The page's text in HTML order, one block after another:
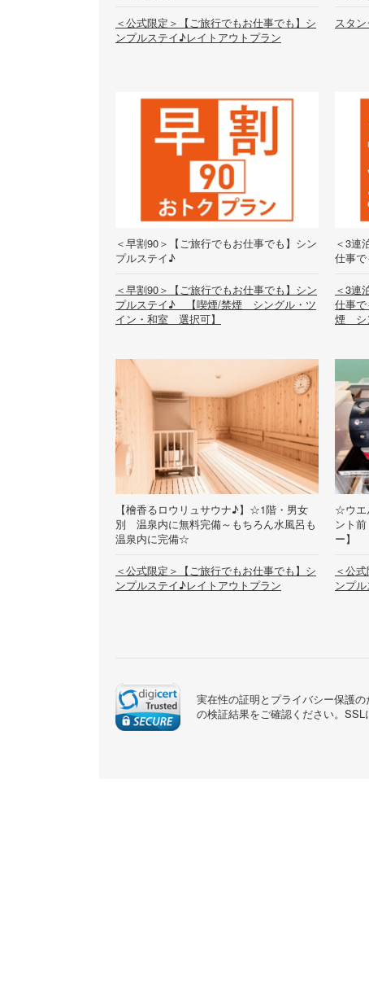
＜公式限定＞【ご旅行でもお仕事でも】シ
ンプルステイ♪レイトアウトプラン
スタ
＜早割90＞【ご旅行でもお仕事でも】シン
プルステイ♪
＜早割90＞【ご旅行でもお仕事でも】シン
プルステイ♪ 【喫煙/禁煙 シングル・ツ
イン・和室 選択可】
＜3連
仕事
＜3連
仕事
煙 シ
【檜香るロウリュサウナ♪】☆1階・男女
別 温泉内に無料完備～もちろん水風呂も
温泉内に完備☆
＜公式限定＞【ご旅行でもお仕事でも】シ
ンプルステイ♪レイトアウトプラン
☆ウエ
ント
ー】
＜公
ンプ
実在性の証明とプライバシー保護
の検証結果をご確認ください。